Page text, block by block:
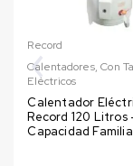
Record
Calentadores,Con
Eléctricos
Calentador
Record 120 Litros
Capacidad